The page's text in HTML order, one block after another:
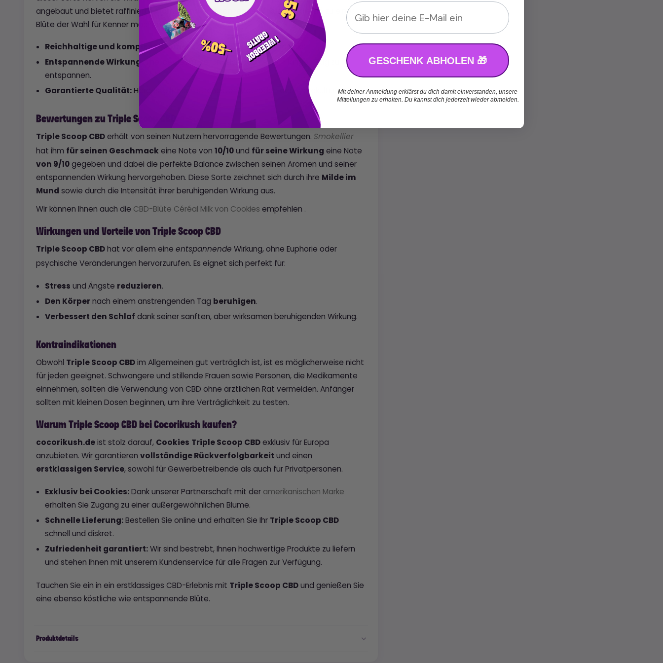
angebaut und bietet raffinierte Aromen und entspannende Wirkungen, die sie zu einer
Blüte der Wahl für Kenner machen.
Reichhaltige und komplexe Aromen: Zitrone, rote Früchte und Keks.
Entspannende Wirkung:
Eine ideale Blume, um sich nach einem langen Tag zu
entspannen.
Garantierte Qualität:Hergestellt nach strengsten Methoden der Hydrokultur.
Bewertungen zu Triple Scoop CBD
Triple Scoop CBDerhält von seinen Nutzern hervorragende Bewertungen. Smokellier
hat ihm für seinen Geschmack eine Note von 10/10und für seine Wirkung eine Note
von 9/10gegeben und dabei die perfekte Balance zwischen seinen Aromen und seiner
entspannenden Wirkung hervorgehoben. Diese Sorte zeichnet sich durch ihre Milde im
Mund sowie durch die Intensität ihrer beruhigenden Wirkung aus.
Wir können Ihnen auch die CBD-Blüte Céréal Milk von Cookies empfehlen .
Wirkungen und Vorteile von Triple Scoop CBD
Triple Scoop CBDhat vor allem eine entspannende Wirkung, ohne Euphorie oder
psychische Veränderungen hervorzurufen. Es eignet sich perfekt für:
Stress und Ängste reduzieren.
Den Körpernach einem anstrengenden Tag beruhigen.
Verbessert den Schlaf dank seiner sanften, aber wirksamen beruhigenden Wirkung.
Kontraindikationen
Obwohl Triple Scoop CBDim Allgemeinen gut verträglich ist, ist es möglicherweise nicht
für jeden geeignet. Schwangere und stillende Frauen sowie Personen, die Medikamente
einnehmen, sollten die Verwendung von CBD ohne ärztlichen Rat vermeiden. Anfänger
sollten mit kleinen Dosen beginnen, um ihre Verträglichkeit zu testen.
Warum Triple Scoop CBD bei Cocorikush kaufen?
cocorikush.deist stolz darauf, Cookies Triple Scoop CBDexklusiv für Europa
anzubieten. Wir garantieren vollständige Rückverfolgbarkeit und einen
erstklassigen Service, sowohl für Gewerbetreibende als auch für Privatpersonen.
Exklusiv bei Cookies:Dank unserer Partnerschaft mit der amerikanischen Marke
erhalten Sie Zugang zu einer außergewöhnlichen Blume.
Schnelle Lieferung:Bestellen Sie online und erhalten Sie Ihr Triple Scoop CBD
schnell und diskret.
Zufriedenheit garantiert:Wir sind bestrebt, Ihnen hochwertige Produkte zu liefern
und stehen Ihnen mit unserem Kundenservice für alle Fragen zur Verfügung.
Tauchen Sie ein in ein erstklassiges CBD-Erlebnis mit Triple Scoop CBDund genießen Sie
eine ebenso köstliche wie entspannende Blüte.
Produktdetails
Email
GESCHENK ABHOLEN 🎁
Mit deiner Anmeldung erklärst du dich damit einverstanden, unsere
Mitteilungen zu erhalten. Du kannst dich jederzeit wieder abmelden.